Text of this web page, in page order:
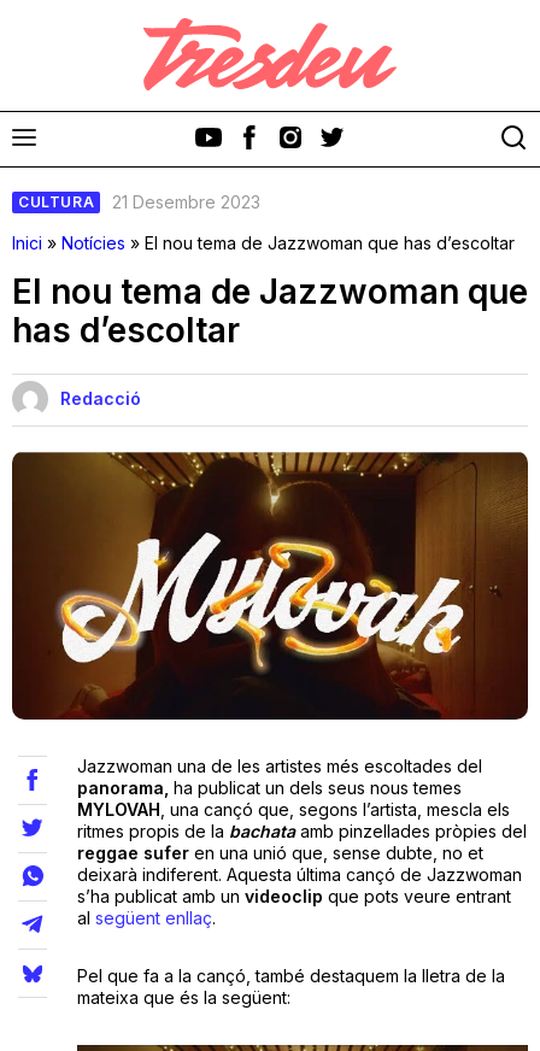
Discos
Cinema i Televisió
Festivals
Teatre
Internet
Opinió
Llibres
La Llista
CULTURA
21 Desembre 2023
Inici » Notícies » El nou tema de Jazzwoman que has d’escoltar
El nou tema de Jazzwoman que
has d’escoltar
Redacció
Jazzwoman una de les artistes més escoltades del
panorama, ha publicat un dels seus nous temes
MYLOVAH , una cançó que, segons l’artista, mescla els
ritmes propis de la bachataamb pinzellades pròpies del
reggae suferen una unió que, sense dubte, no et
deixarà indiferent. Aquesta última cançó de Jazzwoman
s’ha publicat amb un videoclip que pots veure entrant
al següent enllaç.
Pel que fa a la cançó, també destaquem la lletra de la
mateixa que és la següent: